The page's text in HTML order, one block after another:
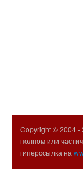
Copyright © 2004 -
полном или
гиперссылка на